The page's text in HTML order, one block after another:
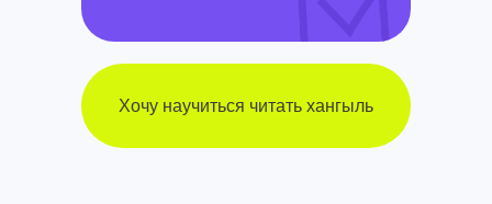
Хочу научиться читать хангыль